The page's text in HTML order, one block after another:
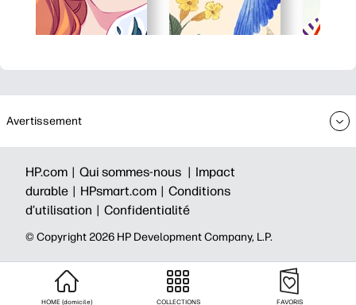
Avertissement
HP.com | Qui sommes-nous | Impact
durable | HPsmart.com | Conditions
d’utilisation | Confidentialité
©️ Copyright 2026 HP Development Company, L.P.
HOME (domicile) COLLECTIONS FAVORIS